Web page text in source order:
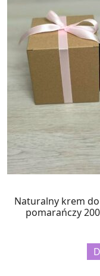
Naturalny krem
pomarańczy